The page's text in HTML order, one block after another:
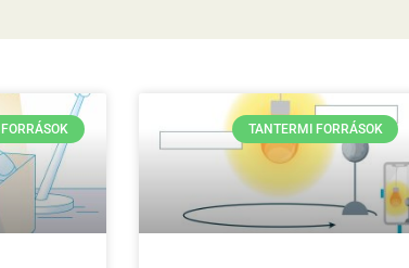
TANTERMI FORRÁSOK